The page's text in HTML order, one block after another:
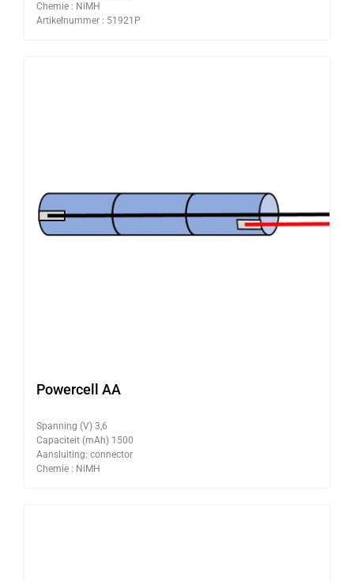
Chemie : NiMH
Artikelnummer : 51921P
Powercell AA
Spanning (V) 3,6
Capaciteit (mAh) 1500
Aansluiting: connector
Chemie : NiMH